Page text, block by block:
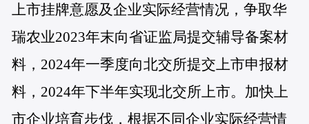
上市挂牌意愿及企业实际经营情况，争取华
瑞农业2023年末向省证监局提交辅导备案材
料，2024年一季度向北交所提交上市申报材
料，2024年下半年实现北交所上市。加快上
市企业培育步伐，根据不同企业实际经营情